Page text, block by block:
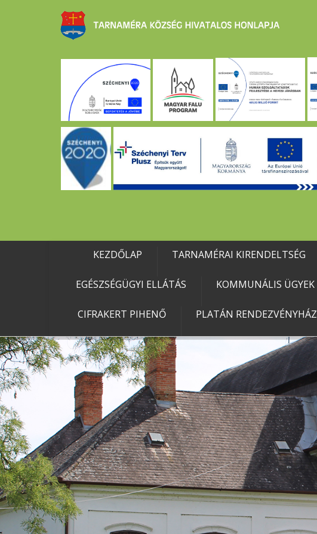
KEZDŐLAP TARNAMÉRAI KIRENDELTSÉG
EGÉSZSÉGÜGYI ELLÁTÁS KOMMUNÁLIS ÜGYEK
CIFRAKERT PIHENŐ PLATÁN RENDEZVÉNYHÁZ